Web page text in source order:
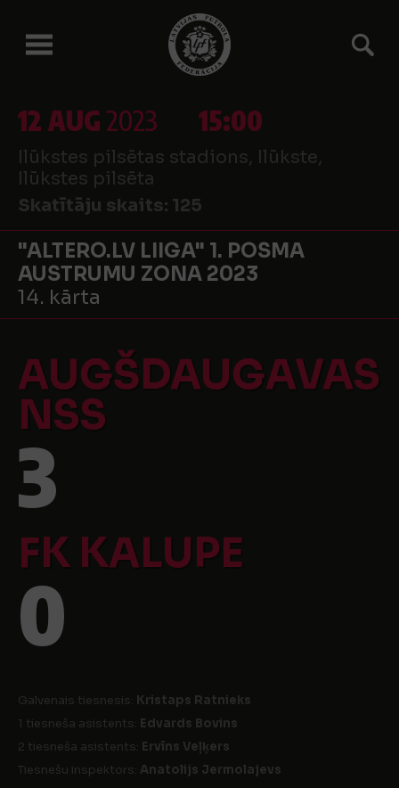
12 AUG2023 15:00
Ilūkstes pilsētas stadions, Ilūkste,
Ilūkstes pilsēta
Skatītāju skaits: 125
"ALTERO.LV LIIGA" 1. POSMA
AUSTRUMU ZONA 2023
14. kārta
AUGŠDAUGAVAS
NSS
3
FK KALUPE
0
Galvenais tiesnesis: Kristaps Ratnieks
1 tiesneša asistents: Edvards Bovins
2 tiesneša asistents: Ervīns Veļķers
Tiesnešu inspektors: Anatolijs Jermolajevs